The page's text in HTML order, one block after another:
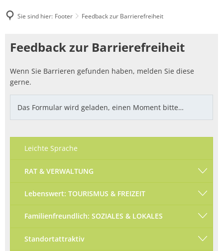
Sie sind hier: Footer Feedback zur Barrierefreiheit
Feedback
Barrierefreiheit
Feedback zur Barrierefreiheit
Wenn Sie Barrieren gefunden haben, melden Sie diese
gerne.
Das Formular wird geladen, einen Moment bitte…
Leichte Sprache
RAT & VERWALTUNG
Lebenswert: TOURISMUS & FREIZEIT
Familienfreundlich: SOZIALES & LOKALES
Standortattraktiv